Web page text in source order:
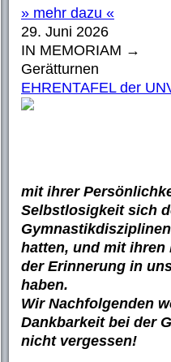
» mehr dazu «
29. Juni 2026
IN MEMORIAM →
Gerätturnen
EHRENTAFEL der
mit ihrer
Selbstlosigkeit sich
hatten, und mit ihren
der Erinnerung in
haben.
Wir Nachfolgenden
Dankbarkeit bei der
nicht vergessen!